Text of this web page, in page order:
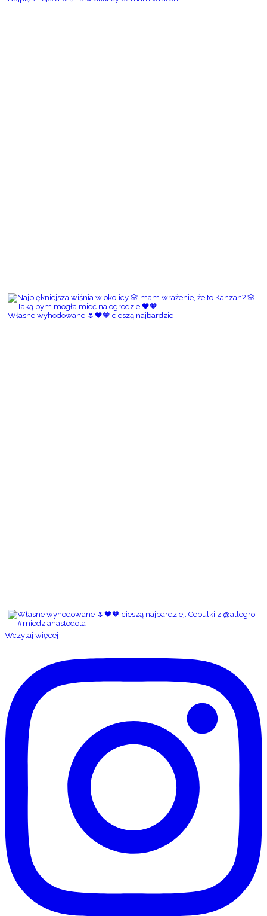
Własne wyhodowane 🌷🖤🧡 cieszą najbardzie
Wczytaj więcej